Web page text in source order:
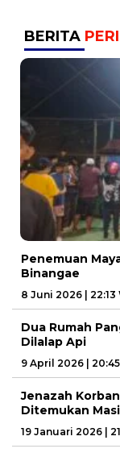
BERITA
Penemuan
Binangae
8 Juni 2026 | 22:13
Dua Rumah
Dilalap Api
9 April 2026 |
Jenazah
Ditemukan
19 Januari 2026 |